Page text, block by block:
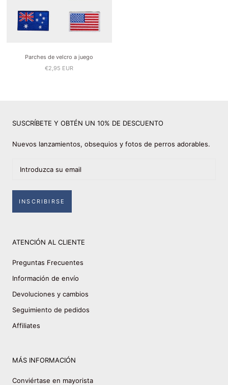
Parches de velcro a juego
€2,95 EUR
SUSCRÍBETE Y OBTÉN UN 10% DE DESCUENTO
Nuevos lanzamientos, obsequios y fotos de perros adorables.
INSCRIBIRSE
ATENCIÓN AL CLIENTE
Preguntas Frecuentes
Información de envío
Devoluciones y cambios
Seguimiento de pedidos
Affiliates
MÁS INFORMACIÓN
Conviértase en mayorista